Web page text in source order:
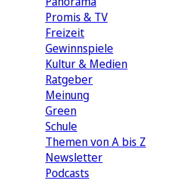
Promis & TV
Freizeit
Gewinnspiele
Kultur & Medien
Ratgeber
Meinung
Green
Schule
Themen von A bis Z
Newsletter
Podcasts